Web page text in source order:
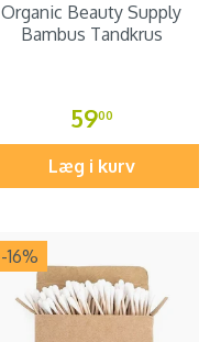
Organic Beauty Supply
Bambus Tandkrus
5900
Læg i kurv
-16%